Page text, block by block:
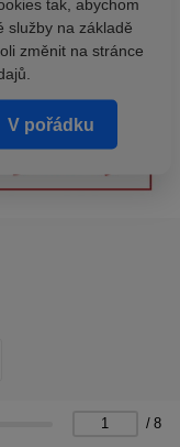
/ 8
tak, abychom
služby na základě
změnit na stránce
V pořádku